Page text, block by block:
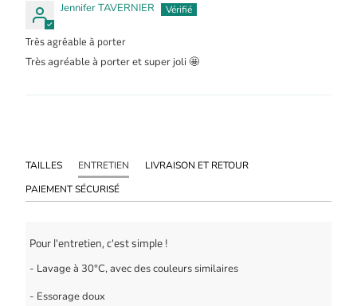
Jennifer TAVERNIER
Très agréable à porter
Très agréable à porter et super joli 🤩
TAILLES ENTRETIEN
LIVRAISON ET RETOUR
PAIEMENT SÉCURISÉ
Pour l'entretien, c'est simple !
- Lavage à 30°C, avec des couleurs similaires
- Essorage doux